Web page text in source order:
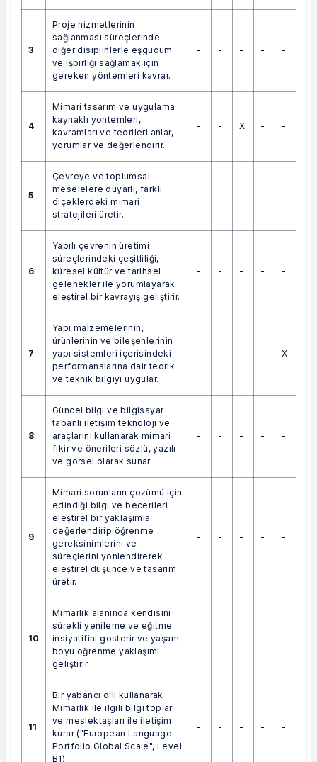
3
Proje hizmetlerinin
sağlanması süreçlerinde
diğer disiplinlerle eşgüdüm
ve işbirliği sağlamak için
gereken yöntemleri kavrar.
- - - - -
4
Mimari tasarım ve uygulama
kaynaklı yöntemleri,
kavramları ve teorileri anlar,
yorumlar ve değerlendirir.
- - X - -
5
Çevreye ve toplumsal
meselelere duyarlı, farklı
ölçeklerdeki mimari
stratejileri üretir.
- - - - -
6
Yapılı çevrenin üretimi
süreçlerindeki çeşitliliği,
küresel kültür ve tarihsel
gelenekler ile yorumlayarak
eleştirel bir kavrayış geliştirir.
- - - - -
7
Yapı malzemelerinin,
ürünlerinin ve bileşenlerinin
yapı sistemleri içerisindeki
performanslarına dair teorik
ve teknik bilgiyi uygular.
- - - - X
8
Güncel bilgi ve bilgisayar
tabanlı iletişim teknoloji ve
araçlarını kullanarak mimari
fikir ve önerileri sözlü, yazılı
ve görsel olarak sunar.
- - - - -
9
Mimari sorunların çözümü için
edindiği bilgi ve becerileri
eleştirel bir yaklaşımla
değerlendirip öğrenme
gereksinimlerini ve
süreçlerini yönlendirerek
eleştirel düşünce ve tasarım
üretir.
- - - - -
10
Mimarlık alanında kendisini
sürekli yenileme ve eğitme
insiyatifini gösterir ve yaşam
boyu öğrenme yaklaşımı
geliştirir.
- - - - -
11
Bir yabancı dili kullanarak
Mimarlık ile ilgili bilgi toplar
ve meslektaşları ile iletişim
kurar ("European Language
Portfolio Global Scale", Level
B1)
- - - - -